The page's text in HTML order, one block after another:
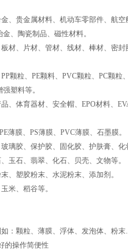
、贵金属材料、机动车零部件、航空
、陶瓷制品、磁性材料。
材、片材、管材、线材、棒材、密封
颗粒、PE颗料、PVC颗粒、PC颗粒
塑料等。
、体育器材、安全帽、EPO材料、
薄膜、PS薄膜、PVC薄膜、石墨膜。
璃胶、保护胶、固化胶、护肤膏、化
玉石、翡翠、化石、贝壳、文物等。
、塑胶粉末、水泥粉末、添加剂。
米、稻谷等。
：颗粒、薄膜、浮体、发泡体、粉
的操作简便性